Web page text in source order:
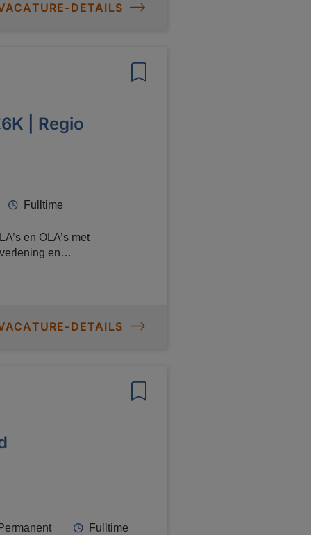
DETAILS
| Regio
Fulltime
en OLA’s met
DETAILS
Permanent Fulltime